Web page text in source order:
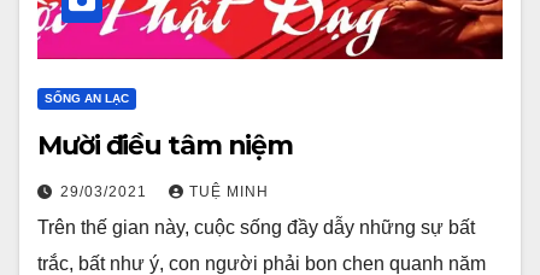
SỐNG AN LẠC
Mười điều tâm niệm
29/03/2021 TUỆ MINH
Trên thế gian này, cuộc sống đầy dẫy những sự bất
trắc, bất như ý, con người phải bon chen quanh năm